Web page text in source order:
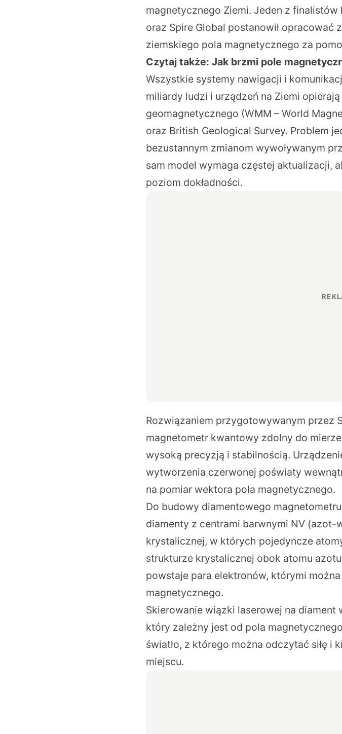
magnetycznego Ziemi. Jeden z
oraz Spire Global postanowił opracować
ziemskiego pola magnetycznego za
Czytaj także: Jak brzmi pole
Wszystkie systemy nawigacji i
miliardy ludzi i urządzeń na Ziemi
geomagnetycznego (WMM – World
oraz British Geological Survey. Problem
bezustannym zmianom wywoływanym
sam model wymaga częstej aktualizacji,
poziom dokładności.
Rozwiązaniem przygotowywanym przez
magnetometr kwantowy zdolny do
wysoką precyzją i stabilnością.
wytworzenia czerwonej poświaty
na pomiar wektora pola magnetycznego.
Do budowy diamentowego
diamenty z centrami barwnymi NV
krystalicznej, w których pojedyncze
strukturze krystalicznej obok atomu
powstaje para elektronów, którymi
magnetycznego.
Skierowanie wiązki laserowej na
który zależny jest od pola
światło, z którego można odczytać siłę i
miejscu.